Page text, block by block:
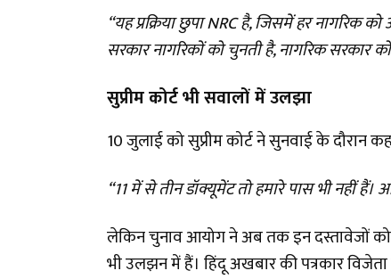
“यह प्रक्रिया छुपा NRC है, जिसमें हर नागरिक
सरकार नागरिकों को चुनती है, नागरिक सरकार
सुप्रीम कोर्ट भी सवालों में उलझा
10 जुलाई को सुप्रीम कोर्ट ने सुनवाई के दौरान
“11 में से तीन डॉक्यूमेंट तो हमारे पास भी नहीं हैं।
लेकिन चुनाव आयोग ने अब तक इन दस्तावेजों को
भी उलझन में हैं। हिंदू अखबार की पत्रकार